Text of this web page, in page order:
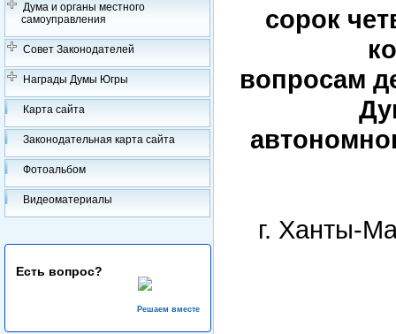
Дума и органы местного
самоуправления
Совет Законодателей
Награды Думы Югры
Карта сайта
Законодательная карта сайта
Фотоальбом
Видеоматериалы
Есть вопрос?
Решаем вместе
сорок
вопросам
г.